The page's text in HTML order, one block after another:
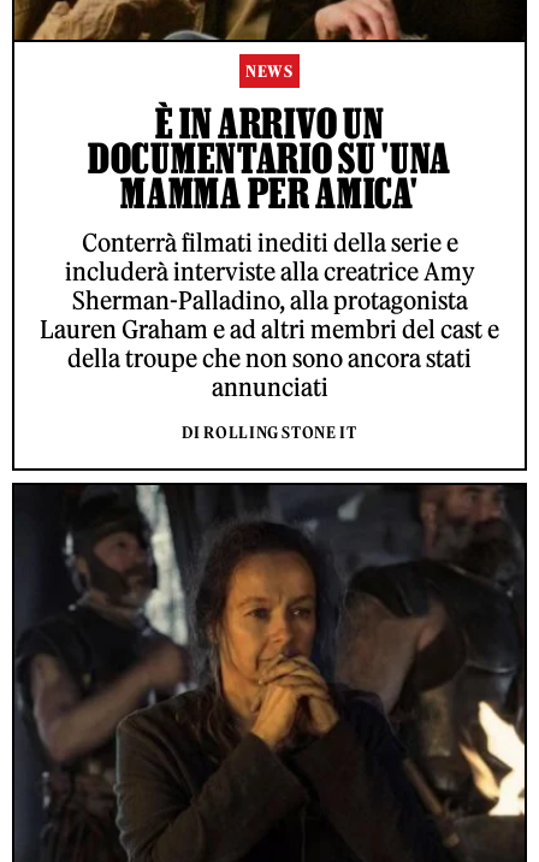
NEWS
È IN ARRIVO UN
DOCUMENTARIO SU 'UNA
MAMMA PER AMICA'
Conterrà filmati inediti della serie e
includerà interviste alla creatrice Amy
Sherman-Palladino, alla protagonista
Lauren Graham e ad altri membri del cast e
della troupe che non sono ancora stati
annunciati
DI ROLLING STONE IT